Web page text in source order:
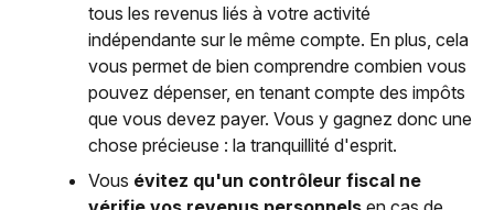
tous les revenus liés à votre activité
indépendante sur le même compte. En plus, cela
vous permet de bien comprendre combien vous
pouvez dépenser, en tenant compte des impôts
que vous devez payer. Vous y gagnez donc une
chose précieuse : la tranquillité d'esprit.
Vous évitez qu'un contrôleur fiscal ne